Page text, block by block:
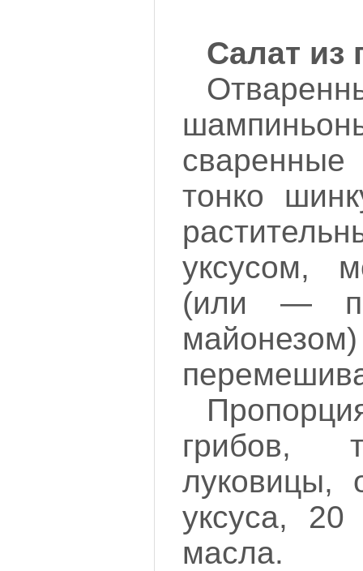
Салат из
тонко
уксусом,
(или —
грибов,
луковицы,
уксуса, 20
масла.